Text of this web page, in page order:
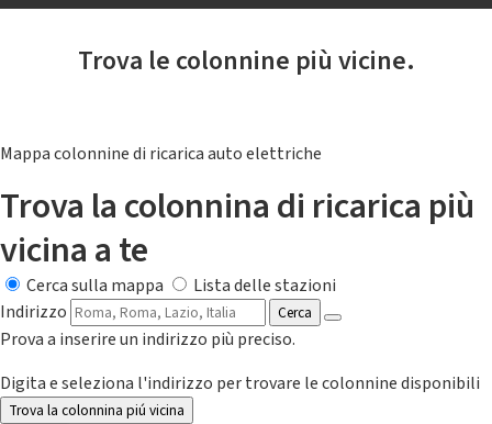
Trova le colonnine più vicine.
Mappa colonnine di ricarica auto elettriche
Trova la colonnina di ricarica più
vicina a te
Cerca sulla mappa
Lista delle stazioni
Indirizzo
Cerca
Prova a inserire un indirizzo più preciso.
Digita e seleziona l'indirizzo per trovare le colonnine disponibili
Trova la colonnina piú vicina